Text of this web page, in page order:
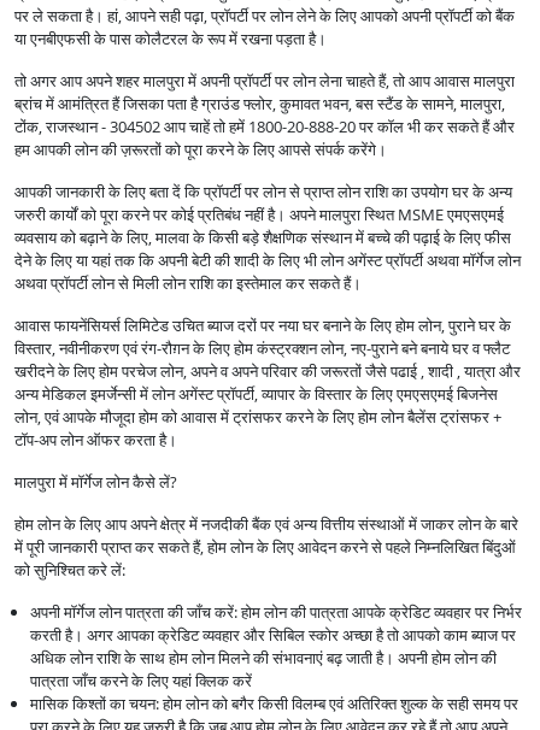
पर ले सकता है। हां, आपने सही पढ़ा, प्रॉपर्टी पर लोन लेने के लिए आपको अपनी प्रॉपर्टी को बैंक
या एनबीएफसी के पास कोलैटरल के रूप में रखना पड़ता है।
तो अगर आप अपने शहर मालपुरा में अपनी प्रॉपर्टी पर लोन लेना चाहते हैं, तो आप आवास मालपुरा
ब्रांच में आमंत्रित हैं जिसका पता है ग्राउंड फ्लोर, कुमावत भवन, बस स्टैंड के सामने, मालपुरा,
टोंक, राजस्थान - 304502 आप चाहें तो हमें 1800-20-888-20 पर कॉल भी कर सकते हैं और
हम आपकी लोन की ज़रूरतों को पूरा करने के लिए आपसे संपर्क करेंगे।
आपकी जानकारी के लिए बता दें कि प्रॉपर्टी पर लोन से प्राप्त लोन राशि का उपयोग घर के अन्य
जरुरी कार्यों को पूरा करने पर कोई प्रतिबंध नहीं है। अपने मालपुरा स्थित MSME एमएसएमई
व्यवसाय को बढ़ाने के लिए, मालवा के किसी बड़े शैक्षणिक संस्थान में बच्चे की पढ़ाई के लिए फीस
देने के लिए या यहां तक कि अपनी बेटी की शादी के लिए भी लोन अगेंस्ट प्रॉपर्टी अथवा मॉर्गेज लोन
अथवा प्रॉपर्टी लोन से मिली लोन राशि का इस्तेमाल कर सकते हैं।
आवास फायनेंसियर्स लिमिटेड उचित ब्याज दरों पर नया घर बनाने के लिए होम लोन, पुराने घर के
विस्तार, नवीनीकरण एवं रंग-रौग़न के लिए होम कंस्ट्रक्शन लोन, नए-पुराने बने बनाये घर व फ्लैट
खरीदने के लिए होम परचेज लोन, अपने व अपने परिवार की जरूरतों जैसे पढाई , शादी , यात्रा और
अन्य मेडिकल इमर्जेन्सी में लोन अगेंस्ट प्रॉपर्टी, व्यापार के विस्तार के लिए एमएसएमई बिजनेस
लोन, एवं आपके मौजूदा होम को आवास में ट्रांसफर करने के लिए होम लोन बैलेंस ट्रांसफर +
टॉप-अप लोन ऑफर करता है।
मालपुरा में मॉर्गेज लोन कैसे लें?
होम लोन के लिए आप अपने क्षेत्र में नजदीकी बैंक एवं अन्य वित्तीय संस्थाओं में जाकर लोन के बारे
में पूरी जानकारी प्राप्त कर सकते हैं, होम लोन के लिए आवेदन करने से पहले निम्नलिखित बिंदुओं
को सुनिश्चित करे लें:
अपनी मॉर्गेज लोन पात्रता की जाँच करें: होम लोन की पात्रता आपके क्रेडिट व्यवहार पर निर्भर
करती है। अगर आपका क्रेडिट व्यवहार और सिबिल स्कोर अच्छा है तो आपको काम ब्याज पर
अधिक लोन राशि के साथ होम लोन मिलने की संभावनाएं बढ़ जाती है। अपनी होम लोन की
पात्रता जाँच करने के लिए यहां क्लिक करें
मासिक किश्तों का चयन: होम लोन को बगैर किसी विलम्ब एवं अतिरिक्त शुल्क के सही समय पर